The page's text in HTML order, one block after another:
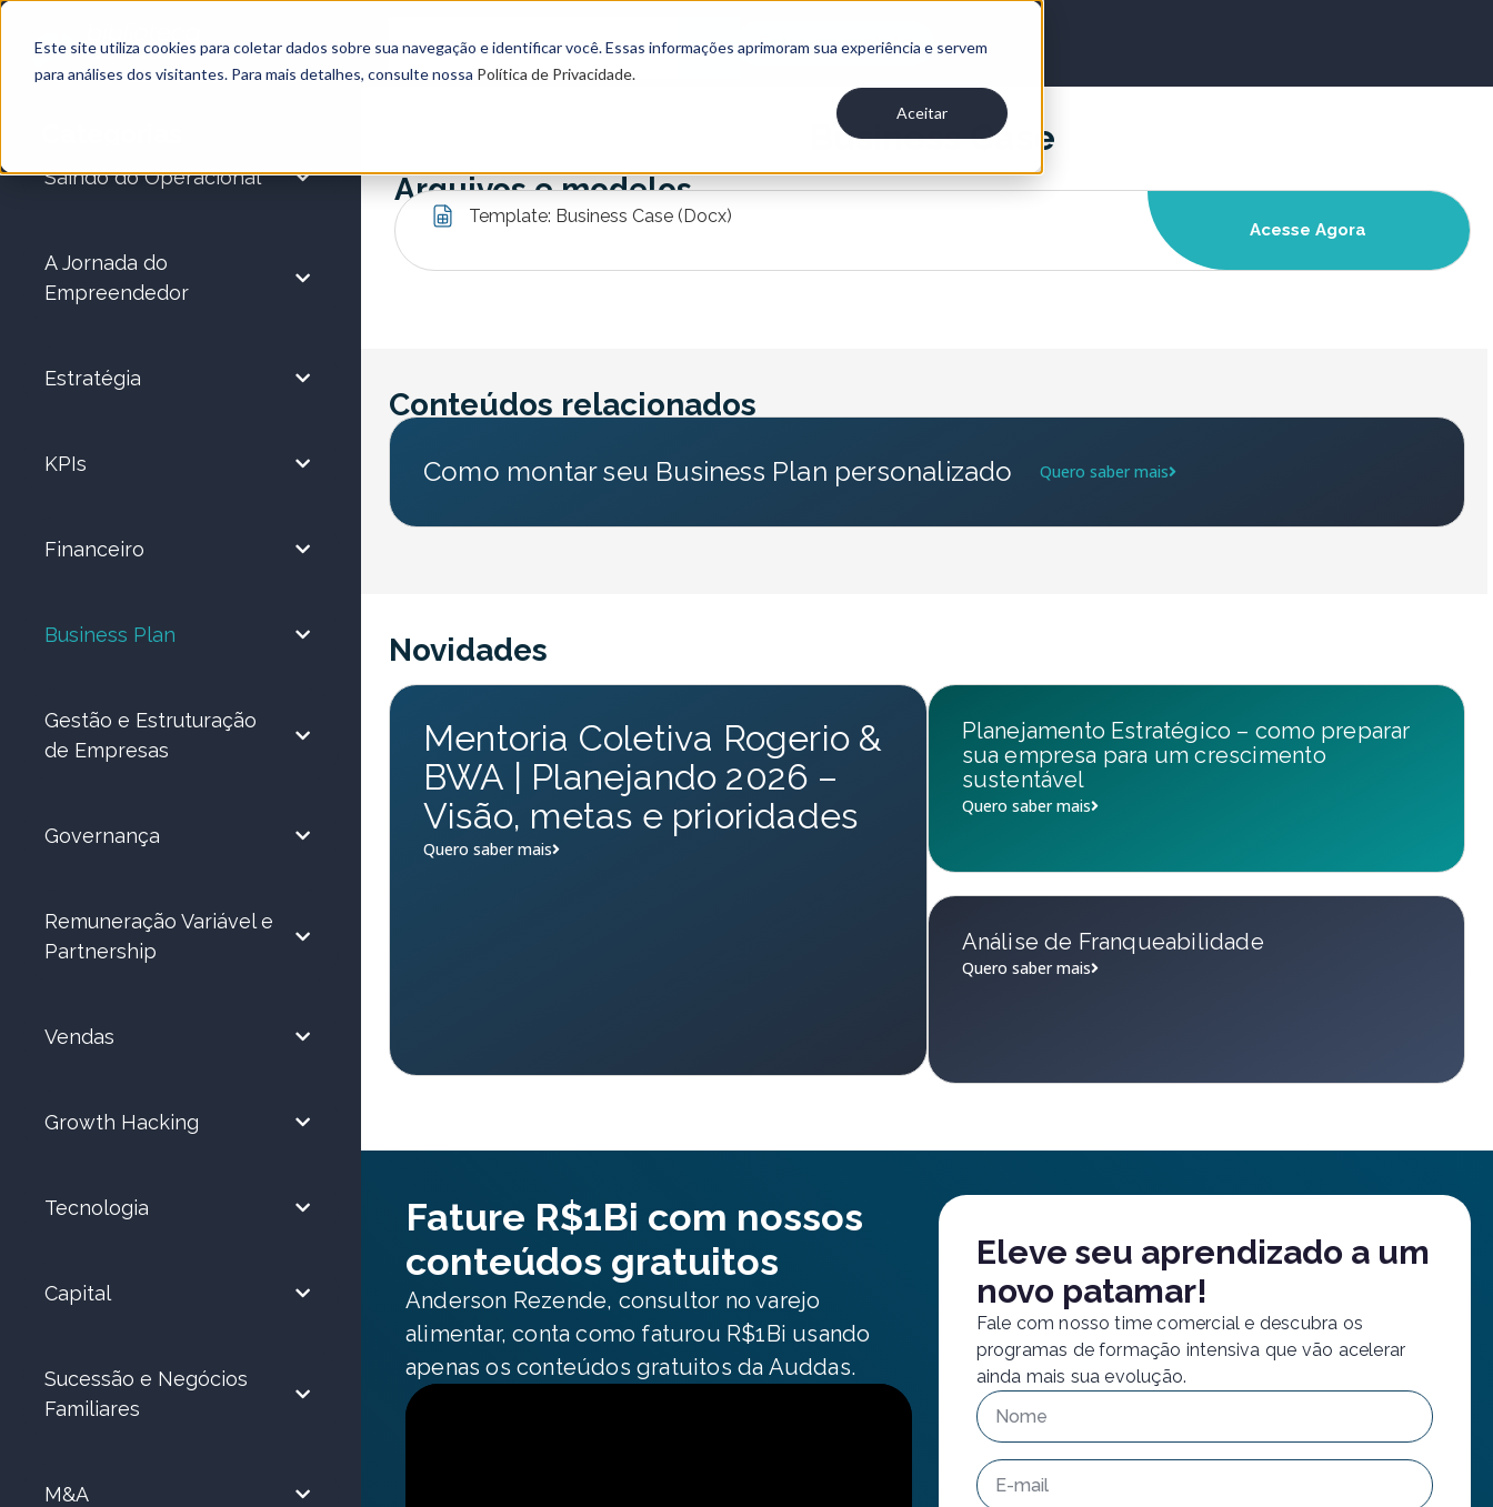
Este site utiliza cookies para coletar dados sobre sua navegação e identificar você. Essas informações aprimoram sua experiência e servem
para análises dos visitantes. Para mais detalhes, consulte nossa Política de Privacidade.
Aceitar
Entre em contato
Business Case
Arquivos e modelos
Template: Business Case (Docx)
Acesse Agora
Conteúdos relacionados
Como montar seu Business Plan personalizado Quero saber mais
Novidades
Mentoria Coletiva Rogerio &
BWA | Planejando 2026 –
Visão, metas e prioridades
Quero saber mais
Planejamento Estratégico – como preparar
sua empresa para um crescimento
sustentável
Quero saber mais
Análise de Franqueabilidade
Quero saber mais
Fature R$1Bi com nossos
conteúdos gratuitos
Anderson Rezende, consultor no varejo
alimentar, conta como faturou R$1Bi usando
apenas os conteúdos gratuitos da Auddas.
Eleve seu aprendizado a um
novo patamar!
Fale com nosso time comercial e descubra os
programas de formação intensiva que vão acelerar
ainda mais sua evolução.
Saindo do Operacional
A Jornada do
Empreendedor
Estratégia
KPIs
Financeiro
Business Plan
Gestão e Estruturação
de Empresas
Governança
Remuneração Variável e
Partnership
Vendas
Growth Hacking
Tecnologia
Capital
Sucessão e Negócios
Familiares
M&A